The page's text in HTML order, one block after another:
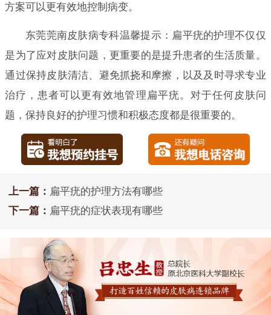
方案可以更有效地控制病变。
东莞莞南皮肤病专科温馨提示：扁平疣的护理不仅仅
是为了应对皮肤问题，更重要的是提升患者的生活质量。
通过保持皮肤清洁、避免抓挠和摩擦，以及及时寻求专业
治疗，患者可以更有效地管理扁平疣。对于任何皮肤问
题，保持良好的护理习惯和积极态度都是很重要的。
上一篇： 扁平疣的护理方法有哪些
下一篇： 扁平疣的症状表现有哪些